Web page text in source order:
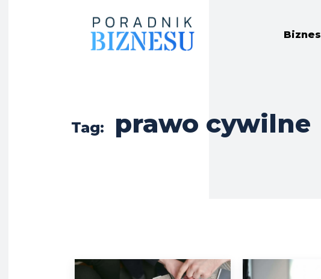
Biznes
Tag: prawo cywilne